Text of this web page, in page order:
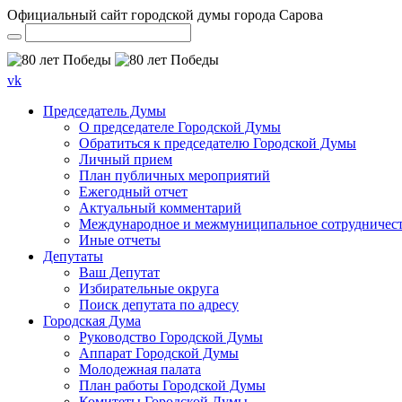
Официальный сайт городской думы города Сарова
vk
Председатель Думы
О председателе Городской Думы
Обратиться к председателю Городской Думы
Личный прием
План публичных мероприятий
Ежегодный отчет
Актуальный комментарий
Международное и межмуниципальное
Иные отчеты
Депутаты
Ваш Депутат
Избирательные округа
Поиск депутата по адресу
Городская Дума
Руководство Городской Думы
Аппарат Городской Думы
Молодежная палата
План работы Городской Думы